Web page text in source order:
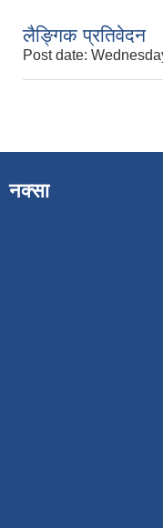
लैङ्गिक प्रतिवेदन
Post date:
नक्सा